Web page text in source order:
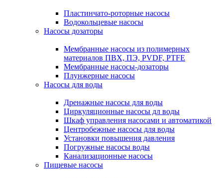
Пластинчато-роторные насосы
Водокольцевые насосы
Насосы дозаторы
Мембранные насосы из полимерных
материалов ПВХ, ПЭ, PVDF, PTFE
Мембранные насосы-дозаторы
Плунжерные насосы
Насосы для воды
Дренажные насосы для воды
Циркуляционные насосы дл воды
Шкаф управления насосами и автоматикой
Центробежные насосы для воды
Установки повышения давления
Погружные насосы воды
Канализационные насосы
Пищевые насосы